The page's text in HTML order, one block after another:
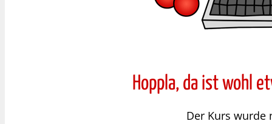
Hoppla, da ist wohl
Der Kurs wurde